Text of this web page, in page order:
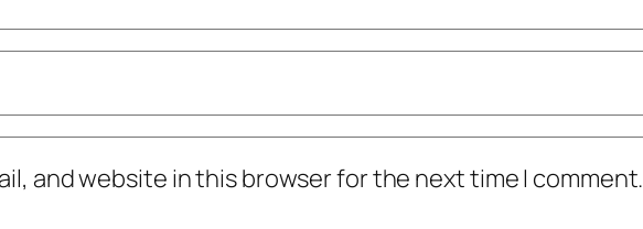
and website in this browser for the next time I comment.